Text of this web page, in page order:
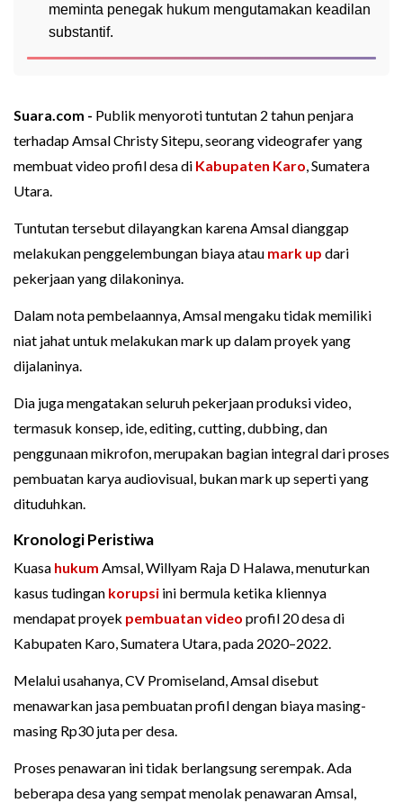
meminta penegak hukum mengutamakan keadilan
substantif.
Suara.com - Publik menyoroti tuntutan 2 tahun penjara
terhadap Amsal Christy Sitepu, seorang videografer yang
membuat video profil desa di Kabupaten Karo , Sumatera
Utara.
Tuntutan tersebut dilayangkan karena Amsal dianggap
melakukan penggelembungan biaya atau mark up dari
pekerjaan yang dilakoninya.
Dalam nota pembelaannya, Amsal mengaku tidak memiliki
niat jahat untuk melakukan mark up dalam proyek yang
dijalaninya.
Dia juga mengatakan seluruh pekerjaan produksi video,
termasuk konsep, ide, editing, cutting, dubbing, dan
penggunaan mikrofon, merupakan bagian integral dari proses
pembuatan karya audiovisual, bukan mark up seperti yang
dituduhkan.
Kronologi Peristiwa
Kuasa hukum Amsal, Willyam Raja D Halawa, menuturkan
kasus tudingan korupsi ini bermula ketika kliennya
mendapat proyek pembuatan video profil 20 desa di
Kabupaten Karo, Sumatera Utara, pada 2020–2022.
Melalui usahanya, CV Promiseland, Amsal disebut
menawarkan jasa pembuatan profil dengan biaya masing-
masing Rp30 juta per desa.
Proses penawaran ini tidak berlangsung serempak. Ada
beberapa desa yang sempat menolak penawaran Amsal,